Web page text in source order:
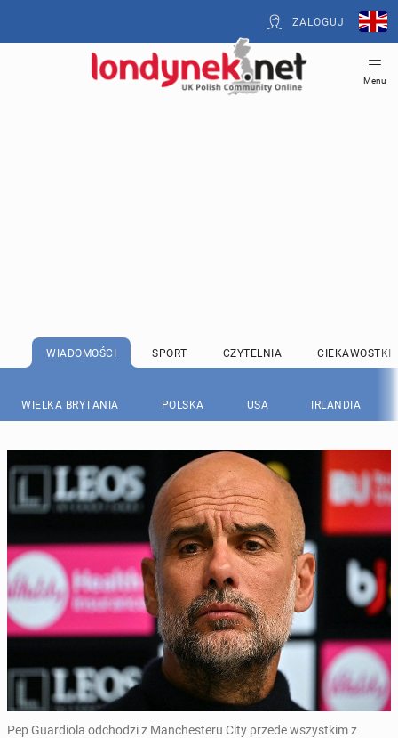
ZALOGUJ
Menu
WIADOMOŚCI SPORT CZYTELNIA CIEKAWOSTKI
WIELKA BRYTANIA POLSKA USA IRLANDIA
Pep Guardiola odchodzi z Manchesteru City przede wszystkim z